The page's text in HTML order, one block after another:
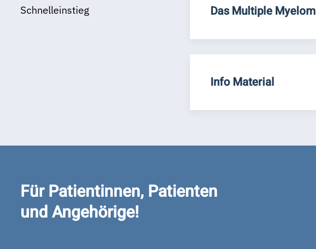
Schnelleinstieg
Das Multiple Myelom
Info Material
Für Patientinnen, Patienten
und Angehörige!